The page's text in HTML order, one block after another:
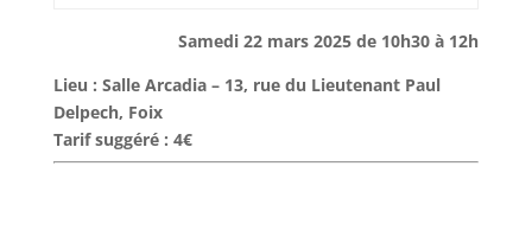
Samedi 22 mars 2025 de 10h30 à 12h
Lieu : Salle Arcadia – 13, rue du Lieutenant Paul
Delpech, Foix
Tarif suggéré : 4€